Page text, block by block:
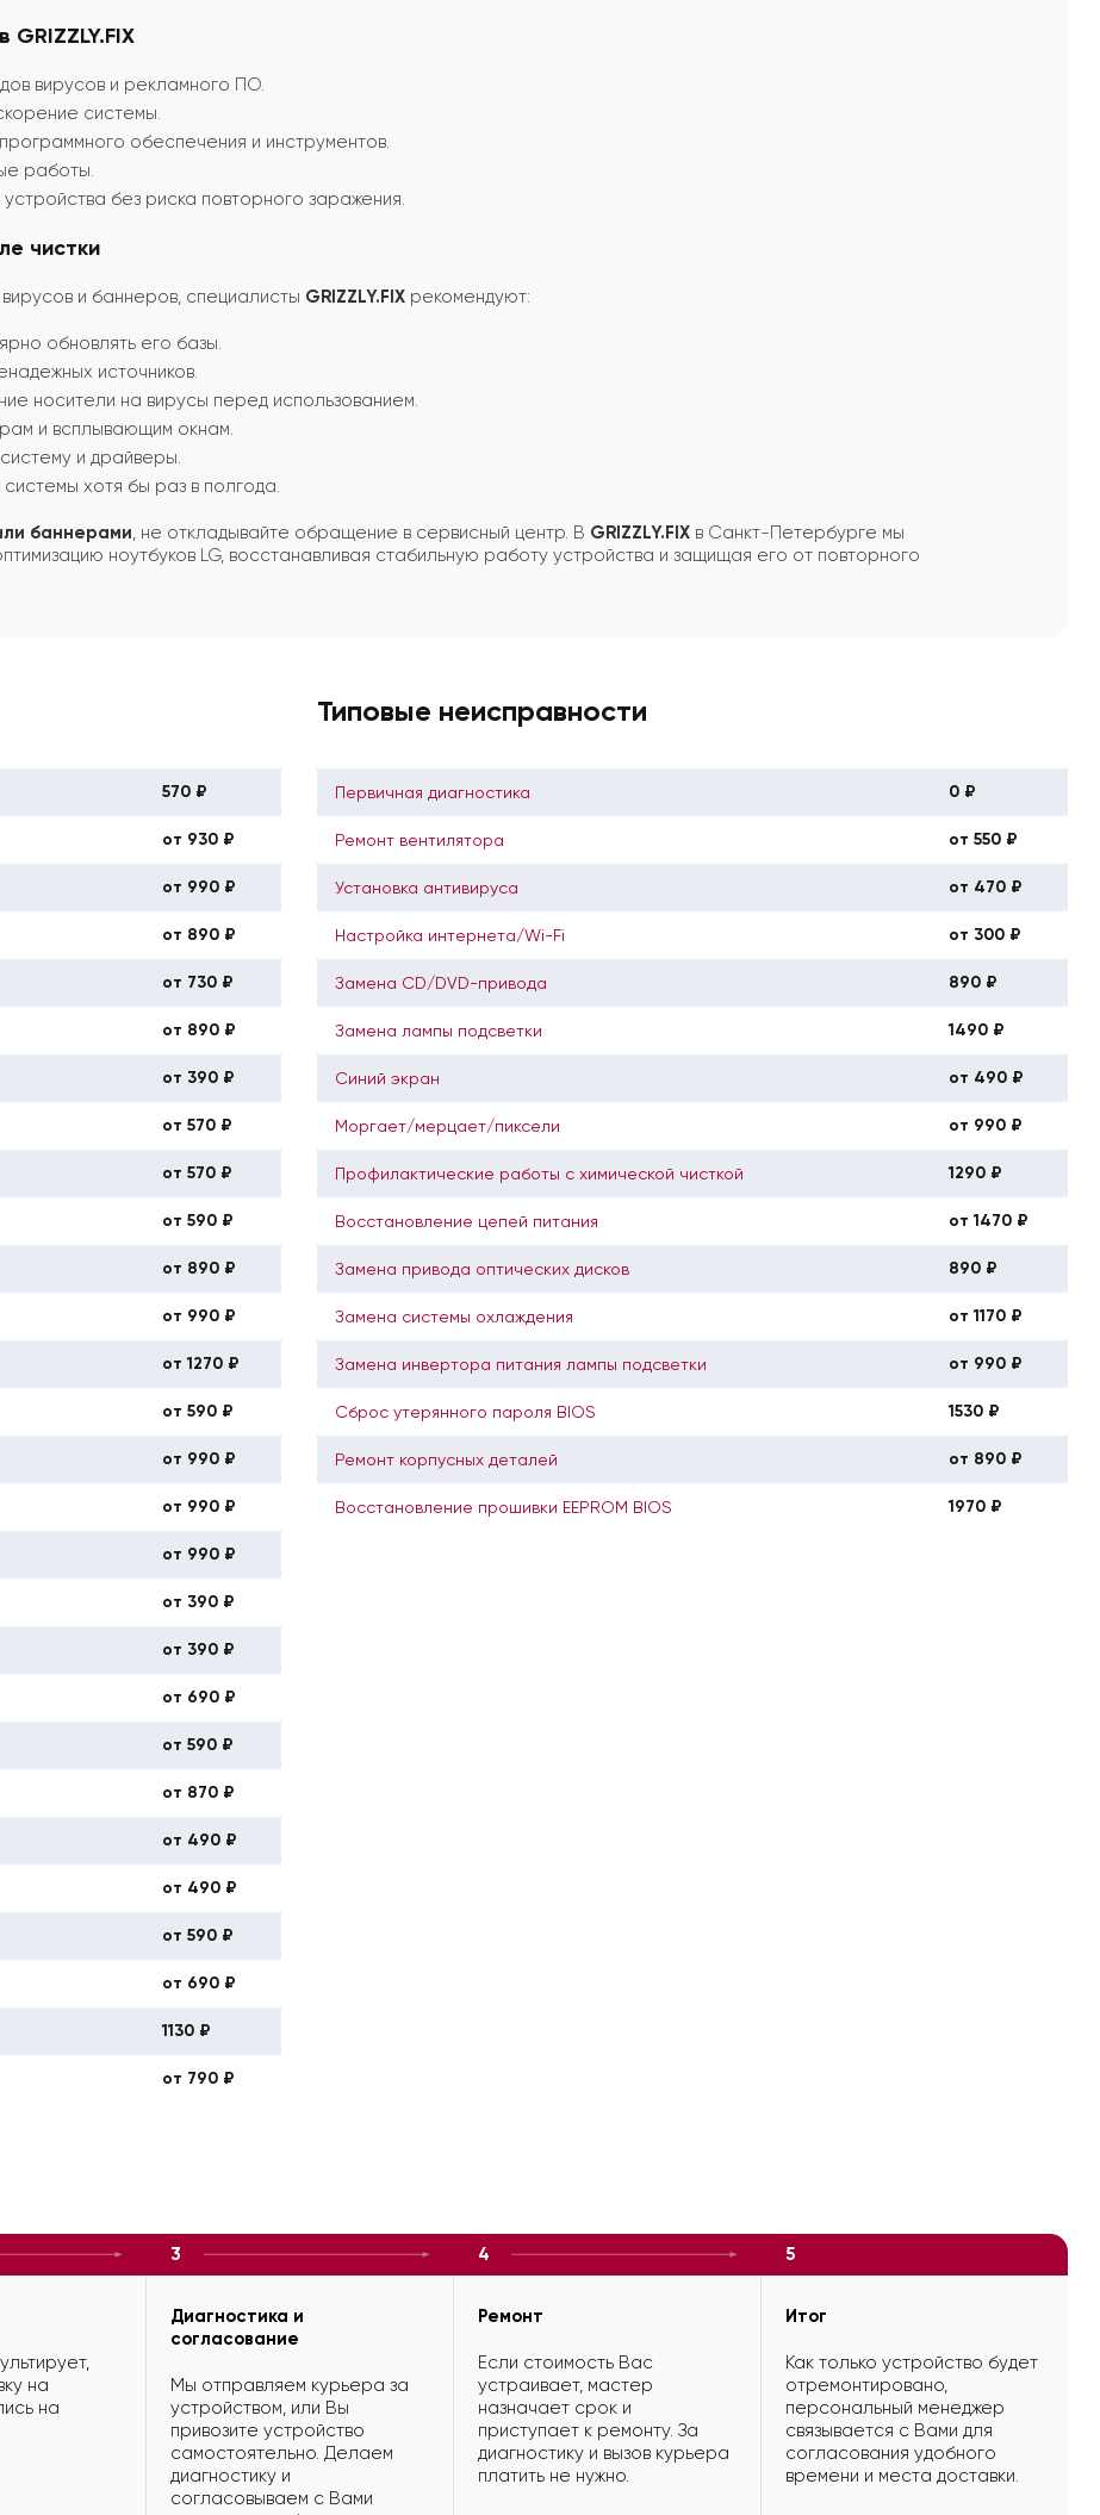
вирусов и рекламного ПО.
системы.
обеспечения и инструментов.
работы.
без риска повторного заражения.
чистки
и баннеров, специалисты GRIZZLY.FIX рекомендуют:
обновлять его базы.
источников.
носители на вирусы перед использованием.
и всплывающим окнам.
и драйверы.
хотя бы раз в полгода.
баннерами, не откладывайте обращение в сервисный центр. В GRIZZLY.FIX в Санкт-Петербурге мы
ноутбуков LG, восстанавливая стабильную работу устройства и защищая его от повторного
570 ₽
от 930 ₽
от 990 ₽
от 890 ₽
от 730 ₽
от 890 ₽
от 390 ₽
от 570 ₽
от 570 ₽
от 590 ₽
от 890 ₽
от 990 ₽
от 1270 ₽
от 590 ₽
от 990 ₽
от 990 ₽
от 990 ₽
от 390 ₽
от 390 ₽
от 690 ₽
от 590 ₽
от 870 ₽
от 490 ₽
от 490 ₽
от 590 ₽
от 690 ₽
1130 ₽
от 790 ₽
Типовые неисправности
Первичная диагностика 0 ₽
Ремонт вентилятора от 550 ₽
Установка антивируса от 470 ₽
Настройка интернета/Wi-Fi от 300 ₽
Замена CD/DVD-привода 890 ₽
Замена лампы подсветки 1490 ₽
Синий экран от 490 ₽
Моргает/мерцает/пиксели от 990 ₽
Профилактические работы с химической чисткой 1290 ₽
Восстановление цепей питания от 1470 ₽
Замена привода оптических дисков 890 ₽
Замена системы охлаждения от 1170 ₽
Замена инвертора питания лампы подсветки от 990 ₽
Сброс утерянного пароля BIOS 1530 ₽
Ремонт корпусных деталей от 890 ₽
Восстановление прошивки EEPROM BIOS 1970 ₽
на
на
3
Диагностика и
согласование
Мы отправляем курьера за
устройством, или Вы
привозите устройство
самостоятельно. Делаем
диагностику и
согласовываем с Вами
4
Ремонт
Если стоимость Вас
устраивает, мастер
назначает срок и
приступает к ремонту. За
диагностику и вызов курьера
платить не нужно.
5
Итог
Как только устройство будет
отремонтировано,
персональный менеджер
связывается с Вами для
согласования удобного
времени и места доставки.